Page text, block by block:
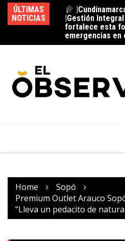
ÚLTIMAS
NOTICIAS
fortalece esta
emergencias
La estación del
Home
Sopó
Premium Outlet Arauco
“Lleva un pedacito de